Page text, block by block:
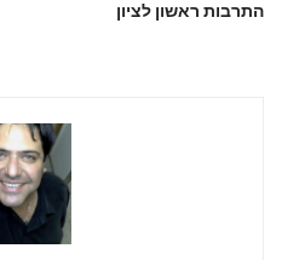
התרבות ראשון לציון